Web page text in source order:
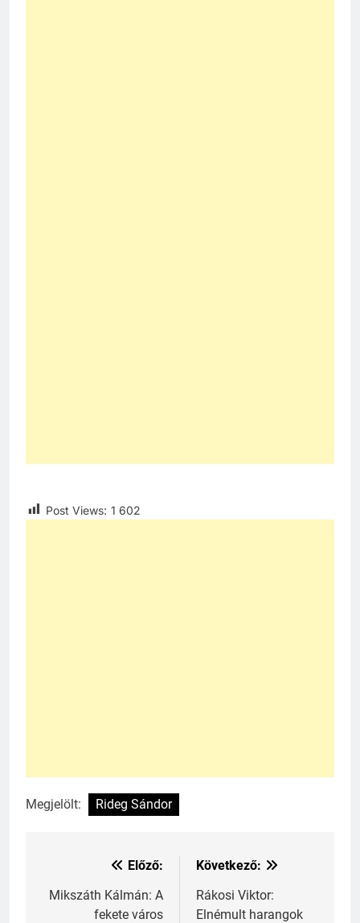
Post Views: 1 602
Megjelölt: Rideg Sándor
Bejegyzés
navigáció
Előző:
Mikszáth Kálmán: A
fekete város
Következő:
Rákosi Viktor:
Elnémult harangok